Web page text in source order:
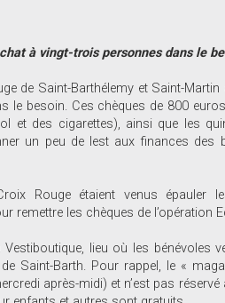
à vingt-trois personnes dans le
de Saint-Barthélemy et Saint-
le besoin. Ces chèques de 800
et des cigarettes), ainsi que les
un peu de lest aux finances des
Rouge étaient venus épauler
remettre les chèques de l’opération
lieu où les bénévoles
Saint-Barth. Pour rappel, le «
après-midi) et n’est pas